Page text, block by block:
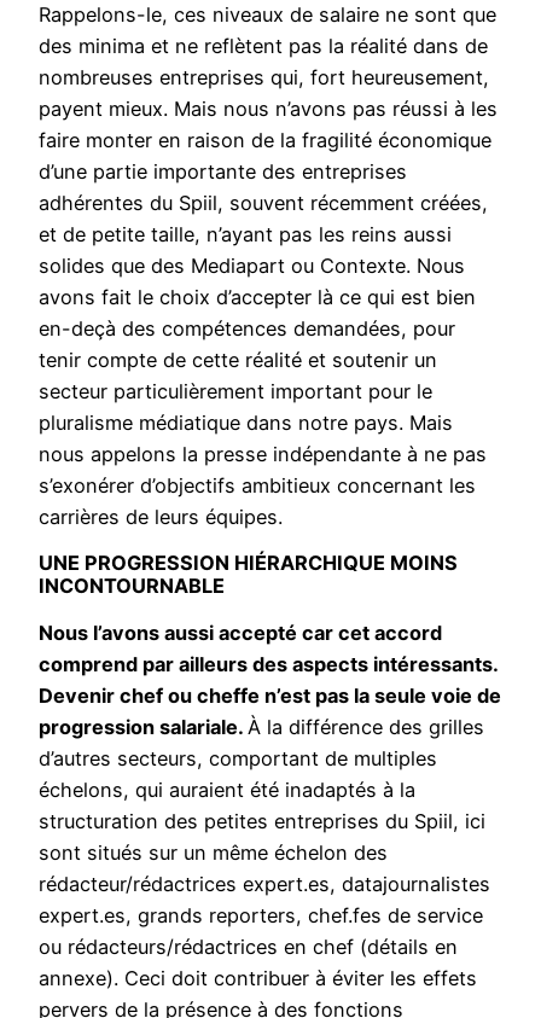
Rappelons-le, ces niveaux de salaire ne sont que
des minima et ne reflètent pas la réalité dans de
nombreuses entreprises qui, fort heureusement,
payent mieux. Mais nous n’avons pas réussi à les
faire monter en raison de la fragilité économique
d’une partie importante des entreprises
adhérentes du Spiil, souvent récemment créées,
et de petite taille, n’ayant pas les reins aussi
solides que des Mediapart ou Contexte. Nous
avons fait le choix d’accepter là ce qui est bien
en-deçà des compétences demandées, pour
tenir compte de cette réalité et soutenir un
secteur particulièrement important pour le
pluralisme médiatique dans notre pays. Mais
nous appelons la presse indépendante à ne pas
s’exonérer d’objectifs ambitieux concernant les
carrières de leurs équipes.
UNE PROGRESSION HIÉRARCHIQUE MOINS
INCONTOURNABLE
Nous l’avons aussi accepté car cet accord
comprend par ailleurs des aspects intéressants.
Devenir chef ou cheffe n’est pas la seule voie de
progression salariale. À la différence des grilles
d’autres secteurs, comportant de multiples
échelons, qui auraient été inadaptés à la
structuration des petites entreprises du Spiil, ici
sont situés sur un même échelon des
rédacteur/rédactrices expert.es, datajournalistes
expert.es, grands reporters, chef.fes de service
ou rédacteurs/rédactrices en chef (détails en
annexe). Ceci doit contribuer à éviter les effets
pervers de la présence à des fonctions